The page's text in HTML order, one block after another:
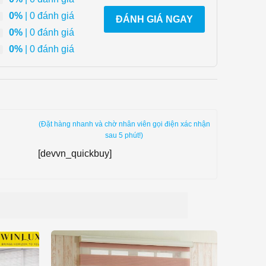
0% | 0 đánh giá
0% | 0 đánh giá
0% | 0 đánh giá
ĐÁNH GIÁ NGAY
(Đặt hàng nhanh và chờ nhân viên gọi điện xác nhận
sau 5 phút!)
[devvn_quickbuy]